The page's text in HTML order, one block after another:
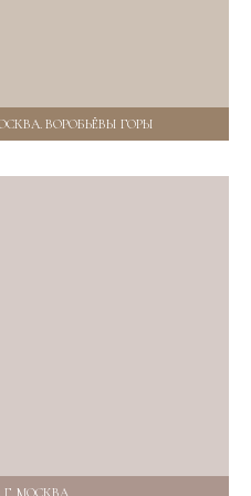
ВОРОБЬЁВЫ ГОРЫ